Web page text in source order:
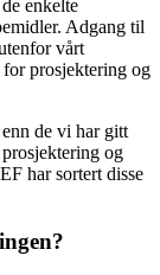
enkelte
Adgang til
vårt
for prosjektering og
de vi har gitt
og
har sortert disse